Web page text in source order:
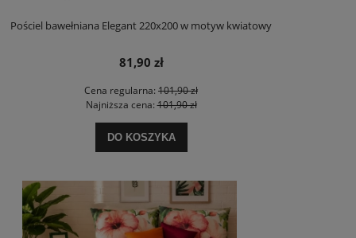
Pościel bawełniana Elegant 220x200 w motyw kwiatowy
81,90 zł
Cena regularna: 101,90 zł
Najniższa cena:101,90 zł
DO KOSZYKA